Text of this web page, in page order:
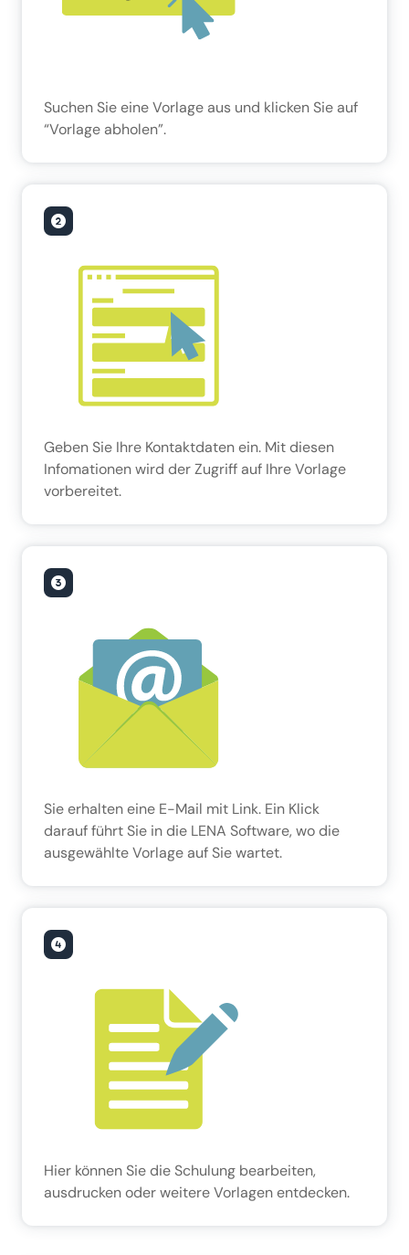
Suchen Sie eine Vorlage aus und klicken Sie auf
“Vorlage abholen”.
Geben Sie Ihre Kontaktdaten ein. Mit diesen
Infomationen wird der Zugriff auf Ihre Vorlage
vorbereitet.
Sie erhalten eine E-Mail mit Link. Ein Klick
darauf führt Sie in die LENA Software, wo die
ausgewählte Vorlage auf Sie wartet.
Hier können Sie die Schulung bearbeiten,
ausdrucken oder weitere Vorlagen entdecken.